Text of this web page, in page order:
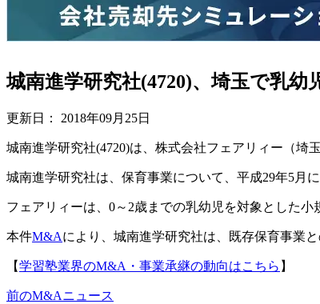
城南進学研究社(4720)、埼玉で乳
更新日： 2018年09月25日
城南進学研究社(4720)は、株式会社フェアリィー（埼
城南進学研究社は、保育事業について、平成29年5月
フェアリィーは、0～2歳までの乳幼児を対象とした
本件M&Aにより、城南進学研究社は、既存保育事業
【学習塾業界のM&A・事業承継の動向はこちら 】
前のM&Aニュース